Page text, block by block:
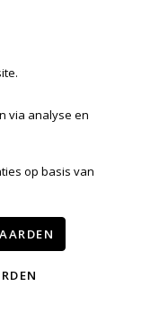
via analyse en
op basis van